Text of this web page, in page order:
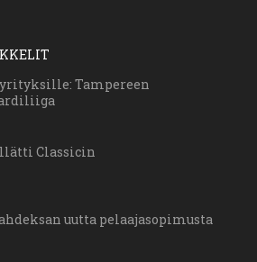
Tampereen
Classicin
uutta pelaajasopimusta